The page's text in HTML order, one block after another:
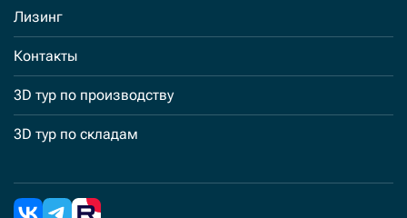
Лизинг
Контакты
3D тур по производству
3D тур по складам